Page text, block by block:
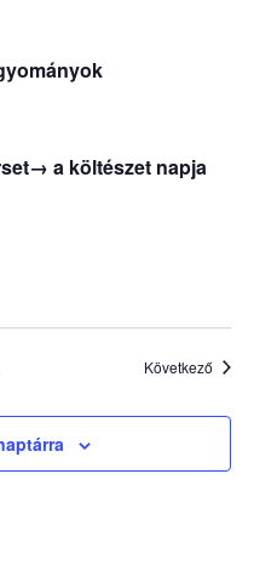
a költészet napja
Következő